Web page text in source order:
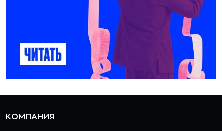
КОМПАНИЯ